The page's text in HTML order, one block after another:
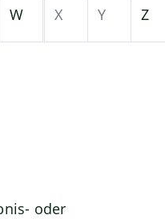
W X Y Z
oder